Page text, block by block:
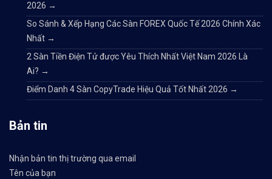
2026 →
So Sánh & Xếp Hạng Các Sàn FOREX Quốc Tế 2026 Chính Xác
Nhất →
2 Sàn Tiền Điện Tử được Yêu Thích Nhất Việt Nam 2026 Là
Ai? →
Điểm Danh 4 Sàn CopyTrade Hiệu Quả Tốt Nhất 2026 →
Bản tin
Nhận bản tin thị trường qua email
Tên của bạn